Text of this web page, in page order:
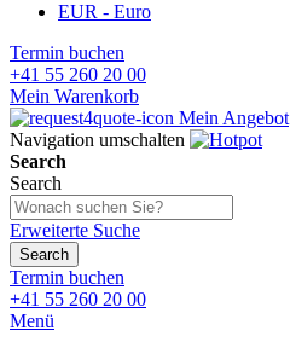
EUR - Euro
Termin buchen
+41 55 260 20 00
Mein Warenkorb
Mein Angebot
Navigation umschalten
Search
Search
Erweiterte Suche
Search
Termin buchen
+41 55 260 20 00
Menü